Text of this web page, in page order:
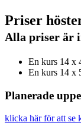
Priser
Alla priser är
En kurs 14 x
En kurs 14 x
Planerade
klicka här för att se